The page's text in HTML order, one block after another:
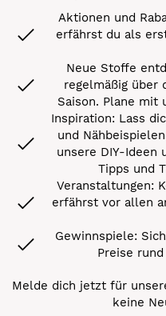
Aktionen und
erfährst du als
Neue Stoffe
regelmäßig über
Saison. Plane mit
Inspiration: Lass
und
unsere DIY-Ideen
Tipps und
Veranstaltungen:
erfährst vor allen
Gewinnspiele:
Preise
Melde dich jetzt für
keine